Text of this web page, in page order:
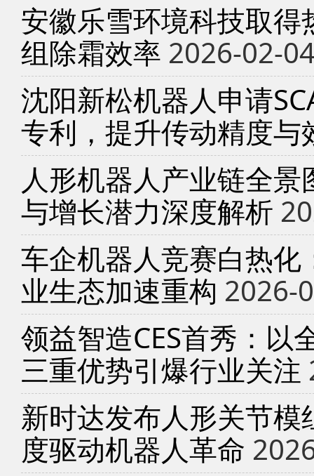
安徽乐雪环境科技取
组除霜效率 2026-02-
沈阳新松机器人申请
专利，提升传动精度与
人形机器人产业链全
与增长潜力深度解析
车企机器人竞赛白热
业生态加速重构 2026-
领益智造CES首秀：以
三重优势引爆行业关注
新时达发布人形关节
度驱动机器人革命